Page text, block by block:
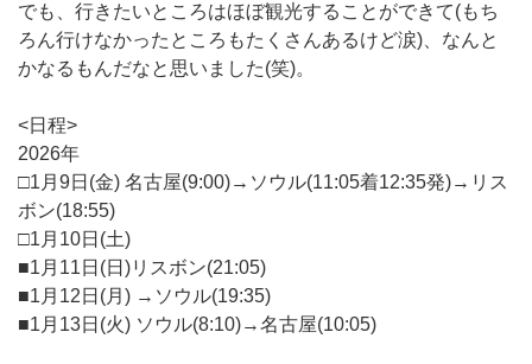
でも、行きたいところはほぼ観光することができて(もち
ろん行けなかったところもたくさんあるけど涙)、なんと
かなるもんだなと思いました(笑)。
<日程>
2026年
□1月9日(金) 名古屋(9:00)→ソウル(11:05着12:35発)→リス
ボン(18:55)
□1月10日(土)
■1月11日(日)リスボン(21:05)
■1月12日(月) →ソウル(19:35)
■1月13日(火) ソウル(8:10)→名古屋(10:05)